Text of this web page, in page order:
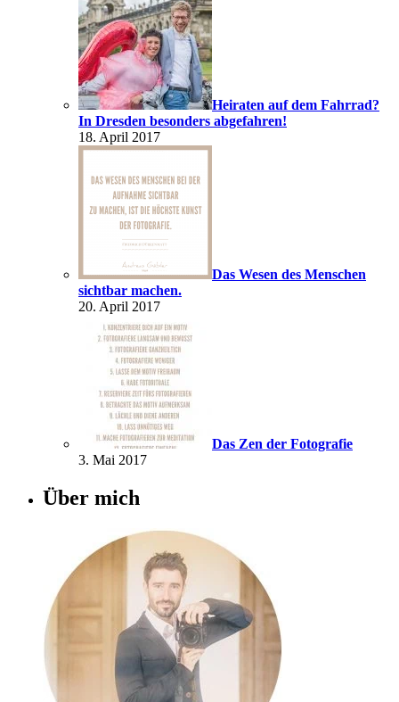
Heiraten auf dem Fahrrad?
In Dresden besonders abgefahren!
18. April 2017
Das Wesen des Menschen
sichtbar machen.
20. April 2017
Das Zen der Fotografie
3. Mai 2017
Über mich